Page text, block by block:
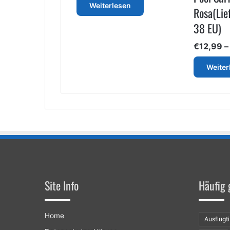
€21,88
Weiterlesen
38 EU)
€12,99 –
Site Info
Home
Häufig